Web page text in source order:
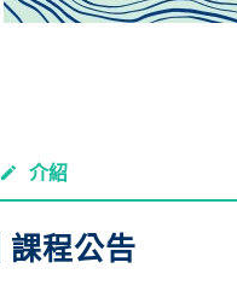
介紹
▋課程公告